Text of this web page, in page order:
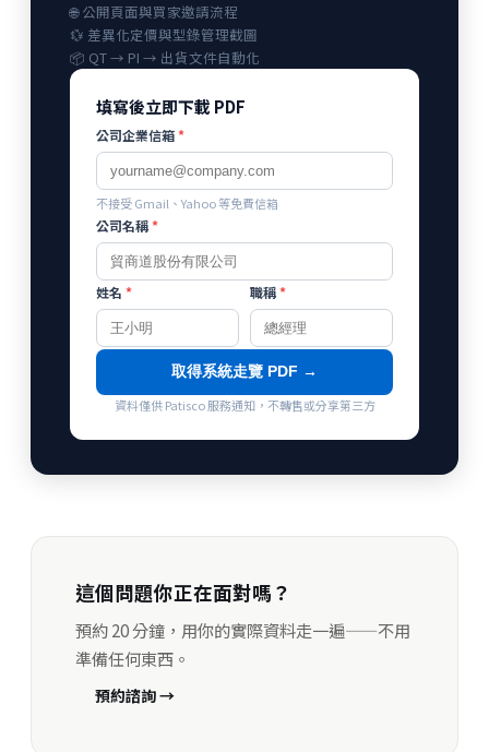
🌐 公開頁面與買家邀請流程
💱 差異化定價與型錄管理截圖
📦 QT → PI → 出貨文件自動化
填寫後立即下載 PDF
公司企業信箱*
不接受 Gmail、Yahoo 等免費信箱
公司名稱*
姓名 * 職稱*
取得系統走覽 PDF →
資料僅供 Patisco 服務通知，不轉售或分享第三方
這個問題你正在面對嗎？
預約 20 分鐘，用你的實際資料走一遍——不用
準備任何東西。
預約諮詢 →